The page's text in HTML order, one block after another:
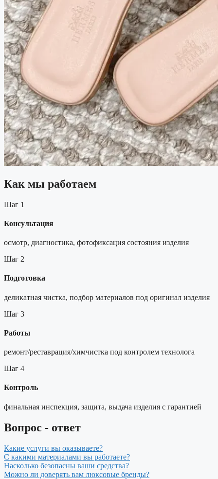
Как мы работаем
Шаг 1
Консультация
осмотр, диагностика, фотофиксация состояния изделия
Шаг 2
Подготовка
деликатная чистка, подбор материалов под оригинал изделия
Шаг 3
Работы
ремонт/реставрация/химчистка под контролем технолога
Шаг 4
Контроль
финальная инспекция, защита, выдача изделия с гарантией
Вопрос - ответ
Какие услуги вы оказываете?
С какими материалами вы работаете?
Насколько безопасны ваши средства?
Можно ли доверять вам люксовые бренды?